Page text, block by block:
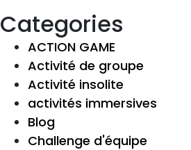
Categories
ACTION GAME
Activité de groupe
Activité insolite
activités immersives
Blog
Challenge d'équipe